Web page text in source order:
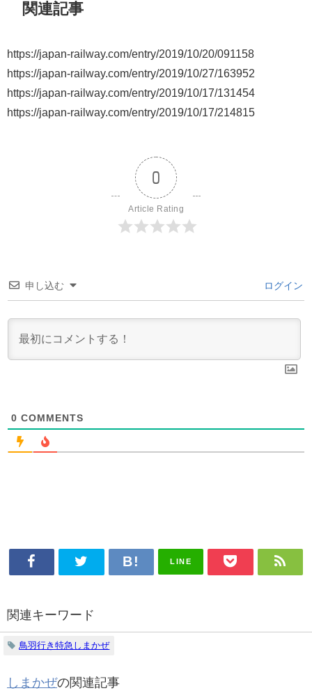
関連記事
https://japan-railway.com/entry/2019/10/20/091158
https://japan-railway.com/entry/2019/10/27/163952
https://japan-railway.com/entry/2019/10/17/131454
https://japan-railway.com/entry/2019/10/17/214815
0
Article Rating
申し込む ログイン
0 COMMENTS
LINE
関連キーワード
鳥羽行き特急しまかぜ
しまかぜの関連記事